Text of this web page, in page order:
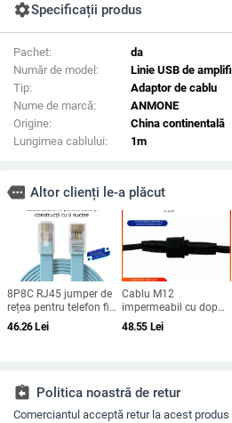
settingsSpecificații produs
Pachet:
da
Număr de model:
Linie USB de
Tip:
Adaptor de cablu
Nume de marcă:
ANMONE
Origine:
China continentală
Lungimea cablului:
1m
more Altor clienți le-a plăcut
8P8C RJ45 jumper de
rețea pentru telefon fix
— cupru fără oxigen, 2
m, contacte placate cu
46.26Lei
Cablu M12
impermeabil cu dop
de praf pentru
iluminat sub cornișă,
alimentare
personalizabil
48.55 Lei
assignment_return Politica noastră de retur
Comerciantul acceptă retur la acest produs